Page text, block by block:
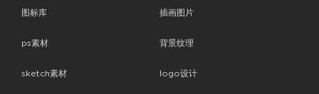
图标库
ps素材
sketch素材
插画图片
背景纹理
logo设计